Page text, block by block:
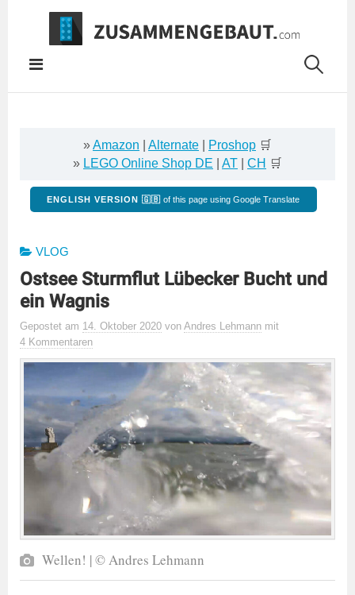
Springe
Inhalt
»Amazon Alternate Proshop 🛒
» LEGO Online Shop DE AT CH 🛒
ENGLISH VERSION 🇬🇧 of this page using Google Translate
VLOG
Ostsee Sturmflut Lübecker Bucht und
ein Wagnis
Gepostet am 14. Oktober 2020 von Andres Lehmann mit
4 Kommentaren
Wellen! | © Andres Lehmann